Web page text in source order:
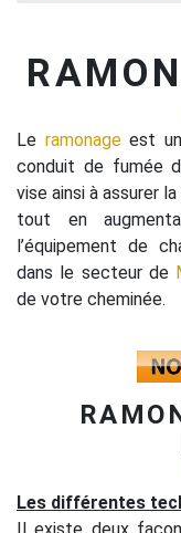
Le ramonageest un
conduit de fumée
vise ainsi à assurer
tout en
l’équipement de
dans le secteur de
de votre cheminée.
Les différentes